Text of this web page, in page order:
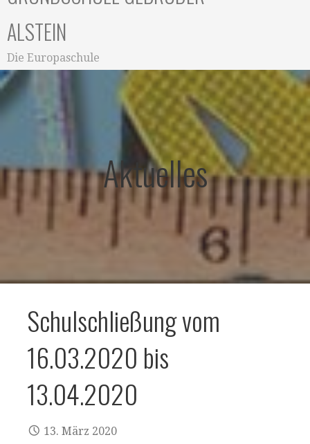
ALSTEIN
Die Europaschule
Aktuelles
Schulschließung vom
16.03.2020 bis
13.04.2020
13. März 2020